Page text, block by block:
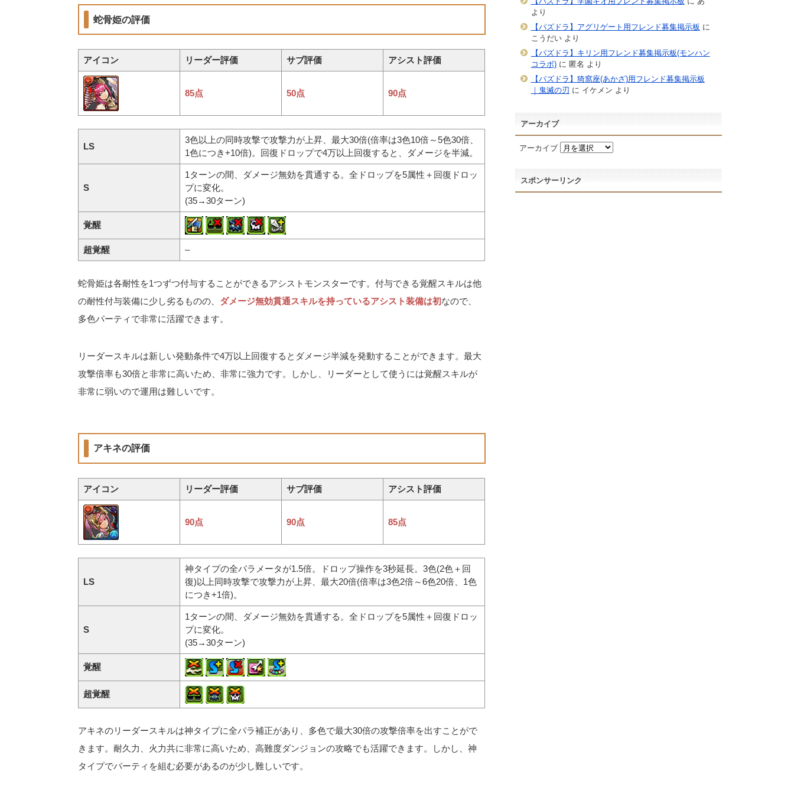
蛇骨姫の評価
アイコン リーダー評価 サブ評価 アシスト評価
85点 50点 90点
LS
3色以上の同時攻撃で攻撃力が上昇、最大30倍(倍率は3色10倍～5色30倍、
1色につき+10倍)。回復ドロップで4万以上回復すると、ダメージを半減。
S
1ターンの間、ダメージ無効を貫通する。全ドロップを5属性＋回復ドロッ
プに変化。
(35→30ターン)
覚醒
超覚醒 –
蛇骨姫は各耐性を1つずつ付与することができるアシストモンスターです。付与できる覚醒スキルは他
の耐性付与装備に少し劣るものの、 ダメージ無効貫通スキルを持っているアシスト装備は初なので、
多色パーティで非常に活躍できます。
リーダースキルは新しい発動条件で4万以上回復するとダメージ半減を発動することができます。最大
攻撃倍率も30倍と非常に高いため、非常に強力です。しかし、リーダーとして使うには覚醒スキルが
非常に弱いので運用は難しいです。
アキネの評価
アイコン リーダー評価 サブ評価 アシスト評価
90点 90点 85点
LS
神タイプの全パラメータが1.5倍。ドロップ操作を3秒延長。3色(2色＋回
復)以上同時攻撃で攻撃力が上昇、最大20倍(倍率は3色2倍～6色20倍、1色
につき+1倍)。
S
1ターンの間、ダメージ無効を貫通する。全ドロップを5属性＋回復ドロッ
プに変化。
(35→30ターン)
覚醒
超覚醒
アキネのリーダースキルは神タイプに全パラ補正があり、多色で最大30倍の攻撃倍率を出すことがで
きます。耐久力、火力共に非常に高いため、高難度ダンジョンの攻略でも活躍できます。しかし、神
タイプでパーティを組む必要があるのが少し難しいです。
より
【パズドラ】アグリゲート用フレンド募集掲示板 に
こうだいより
【パズドラ】キリン用フレンド募集掲示板(モンハン
コラボ)に 匿名 より
【パズドラ】猗窩座(あかざ)用フレンド募集掲示板
｜鬼滅の刃 に イケメン より
アーカイブ
アーカイブ
スポンサーリンク